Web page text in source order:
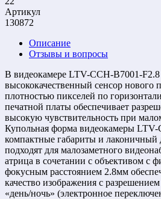
Артикул
130872
Описание
Отзывы и вопросы
В видеокамере LTV-CCH-B7001-
высококачественный сенсор нового
плотностью пикселей по
печатной платы обеспечивает
высокую чувствительность при
Купольная форма видеокамеры LTV-
компактные габариты и лаконичный
подходят для малозаметного
атрица в сочетании с объективом с
фокусным расстоянием 2.8мм
качество изображения с
«день/ночь» (электронное